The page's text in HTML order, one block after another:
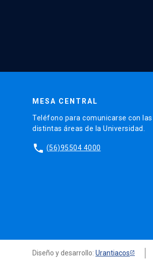
MESA CENTRAL
Teléfono para comunicarse con las
distintas áreas de la Universidad.
phone (56)95504 4000
Diseño y desarrollo: Urantiacos